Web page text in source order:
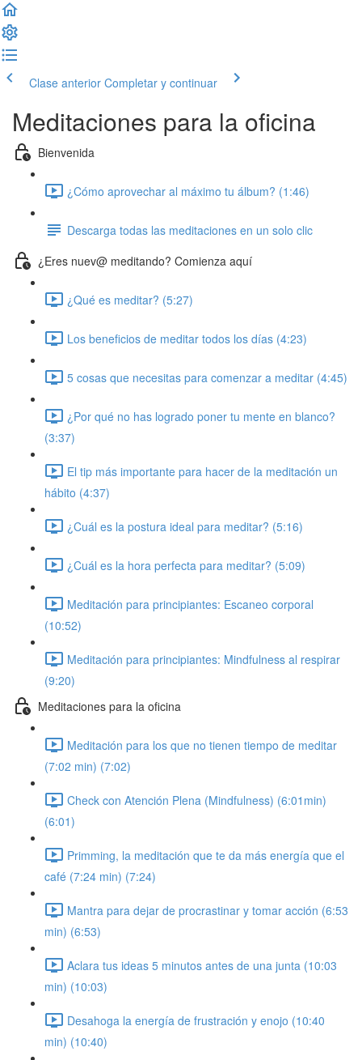
Clase anterior Completar y continuar
Meditaciones para la oficina
Bienvenida
¿Cómo aprovechar al máximo tu álbum? (1:46)
Descarga todas las meditaciones en un solo clic
¿Eres nuev@ meditando? Comienza aquí
¿Qué es meditar? (5:27)
Los beneficios de meditar todos los días (4:23)
5 cosas que necesitas para comenzar a meditar (4:45)
¿Por qué no has logrado poner tu mente en blanco?
(3:37)
El tip más importante para hacer de la meditación un
hábito (4:37)
¿Cuál es la postura ideal para meditar? (5:16)
¿Cuál es la hora perfecta para meditar? (5:09)
Meditación para principiantes: Escaneo corporal
(10:52)
Meditación para principiantes: Mindfulness al respirar
(9:20)
Meditaciones para la oficina
Meditación para los que no tienen tiempo de meditar
(7:02 min) (7:02)
Check con Atención Plena (Mindfulness) (6:01min)
(6:01)
Primming, la meditación que te da más energía que el
café (7:24 min) (7:24)
Mantra para dejar de procrastinar y tomar acción (6:53
min) (6:53)
Aclara tus ideas 5 minutos antes de una junta (10:03
min) (10:03)
Desahoga la energía de frustración y enojo (10:40
min) (10:40)